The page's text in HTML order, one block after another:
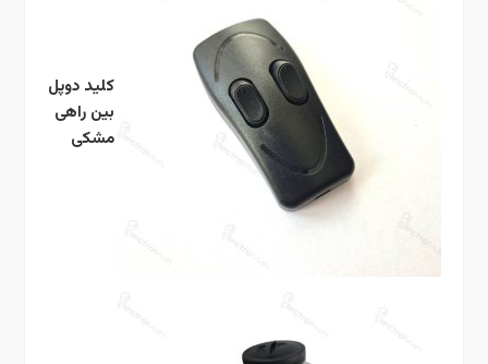
کلید دوپل
بین راهی
مشکی